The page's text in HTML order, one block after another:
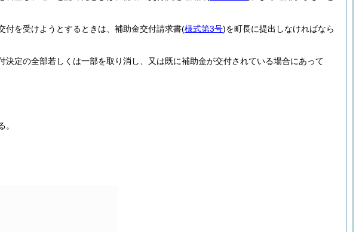
付を受けようとするときは、補助金交付請求書(様式第3号)を町長に提出しなければなら
決定の全部若しくは一部を取り消し、又は既に補助金が交付されている場合にあって